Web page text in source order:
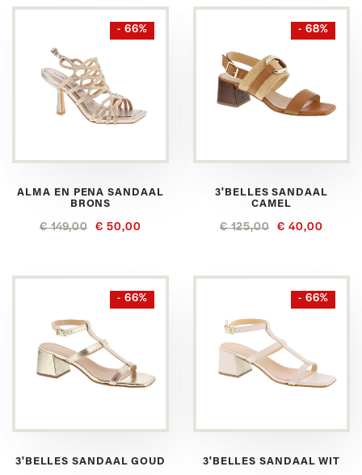
- 66%
ALMA EN PENA SANDAAL
BRONS
€ 149,00 € 50,00
- 68%
3'BELLES SANDAAL
CAMEL
€ 125,00 € 40,00
- 66%
3'BELLES SANDAAL GOUD
- 66%
3'BELLES SANDAAL WIT